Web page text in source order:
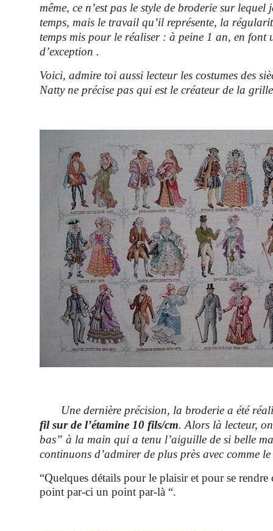
même, ce n’est pas le style de broderie sur lequel
temps, mais le travail qu’il représente, la
temps mis pour le réaliser : à peine 1 an, en font
d’exception .
Voici, admire toi aussi lecteur les costumes des
Natty ne précise pas qui est le créateur de la
Une dernière précision, la broderie a été
fil sur de l’étamine 10 fils/cm. Alors là lecteur,
bas” à la main qui a tenu l’aiguille de si belle
continuons d’admirer de plus près avec comme
“Quelques détails pour le plaisir et pour se
point par-ci un point par-là “.